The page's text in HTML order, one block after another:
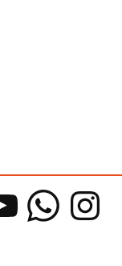
WhatsAppInstagram